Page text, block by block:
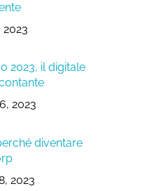
2023
2023, il digitale
2023
diventare
2023